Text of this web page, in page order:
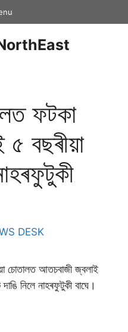
ফটকা
বছৰীয়া
DESK
চোতালত আতচবাজী জ্বলাই
নিলে নাহৰফুটুকী বাঘে।